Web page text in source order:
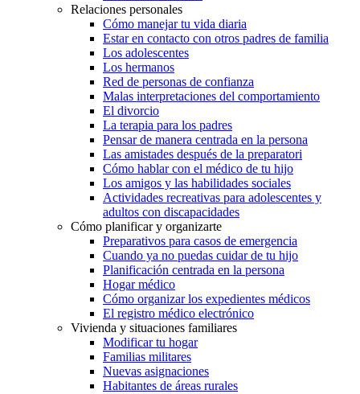
Relaciones personales
Cómo manejar tu vida diaria
Estar en contacto con otros padres de familia
Los adolescentes
Los hermanos
Red de personas de confianza
Malas interpretaciones del comportamiento
El divorcio
La terapia para los padres
Pensar de manera centrada en la persona
Las amistades después de la preparatori
Cómo hablar con el médico de tu hijo
Los amigos y las habilidades sociales
Actividades recreativas para adolescentes y
adultos con discapacidades
Cómo planificar y organizarte
Preparativos para casos de emergencia
Cuando ya no puedas cuidar de tu hijo
Planificación centrada en la persona
Hogar médico
Cómo organizar los expedientes médicos
El registro médico electrónico
Vivienda y situaciones familiares
Modificar tu hogar
Familias militares
Nuevas asignaciones
Habitantes de áreas rurales